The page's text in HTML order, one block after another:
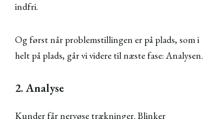
indfri.
Og først når problemstillingen er på plads, som i
helt på plads, går vi videre til næste fase: Analysen.
2. Analyse
Kunder får nervøse trækninger. Blinker